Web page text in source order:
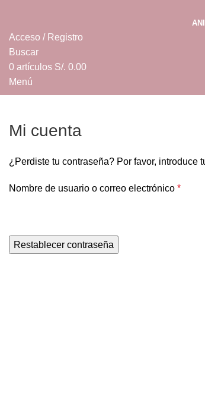
Acceso / Registro
Buscar
0 artículos S/. 0.00
Menú
Mi cuenta
¿Perdiste tu contraseña? Por favor, introduce
Nombre de usuario o correo electrónico *
Restablecer contraseña